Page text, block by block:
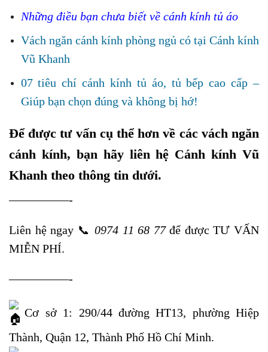
Những điều bạn chưa biết về cánh kính tủ áo
Vách ngăn cánh kính phòng ngủ có tại Cánh kính
Vũ Khanh
07 tiêu chí cánh kính tủ áo, tủ bếp cao cấp –
Giúp bạn chọn đúng và không bị hớ!
Để được tư vấn cụ thể hơn về các vách ngăn
cánh kính, bạn hãy liên hệ Cánh kính Vũ
Khanh theo thông tin dưới.
—————-
Liên hệ ngay 📞 0974 11 68 77để được TƯ VẤN
MIỄN PHÍ.
—————-
Cơ sở 1: 290/44 đường HT13, phường Hiệp
Thành, Quận 12, Thành Phố Hồ Chí Minh.